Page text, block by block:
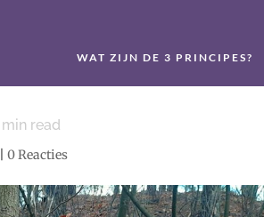
WAT ZIJN DE 3 PRINCIPES?
min read
0 Reacties